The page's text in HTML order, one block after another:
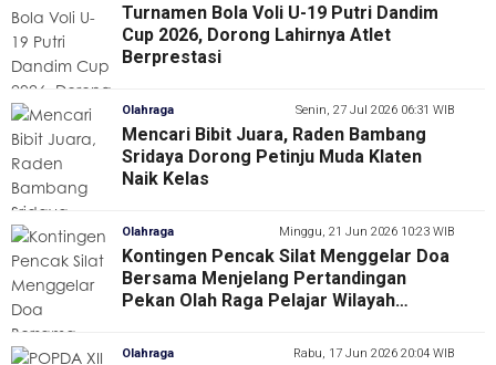
Turnamen Bola Voli U-19 Putri Dandim
Cup 2026, Dorong Lahirnya Atlet
Berprestasi
Olahraga Senin, 27 Jul 2026 06:31 WIB
Mencari Bibit Juara, Raden Bambang
Sridaya Dorong Petinju Muda Klaten
Naik Kelas
Olahraga Minggu, 21 Jun 2026 10:23 WIB
Kontingen Pencak Silat Menggelar Doa
Bersama Menjelang Pertandingan
Pekan Olah Raga Pelajar Wilayah
Olahraga Rabu, 17 Jun 2026 20:04 WIB